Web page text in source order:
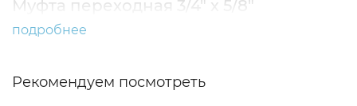
Муфта переходная 3/4" х 5/8"
подробнее
Рекомендуем посмотреть